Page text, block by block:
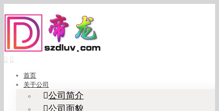
to
content
首页
关于公司
公司简介
公司面貌